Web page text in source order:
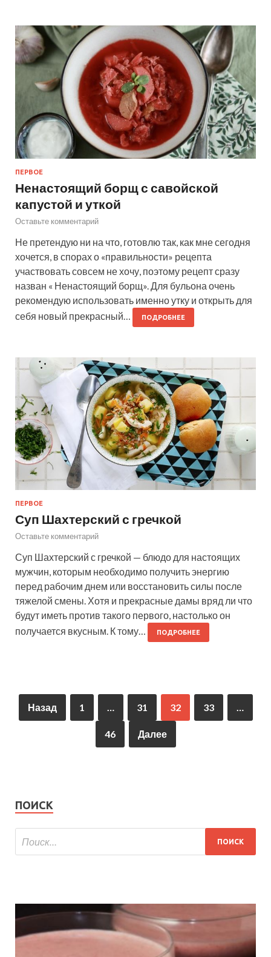
ПЕРВОЕ
Ненастоящий борщ с савойской
капустой и уткой
Оставьте комментарий
Не претендую ни на что, готовлю так, как мне сегодня
хочется, в спорах о «правильности» рецепта
участвовать совсем не хочу, поэтому рецепт сразу
назван « Ненастоящий борщ». Для бульона очень
рекомендую использовать именно утку и открыть для
себя новый прекрасный…
ПОДРОБНЕЕ
ПЕРВОЕ
Суп Шахтерский с гречкой
Оставьте комментарий
Суп Шахтерский с гречкой — блюдо для настоящих
мужчин, которым необходимо получить энергию
перед рабочим днем или восстановить силы после
тяжелой смены. Хотя и прекрасные дамы вряд ли что
будут иметь против такого первого, настолько он
получается вкусным. К тому…
ПОДРОБНЕЕ
Назад 1 … 31 32 33 …
46 Далее
ПОИСК